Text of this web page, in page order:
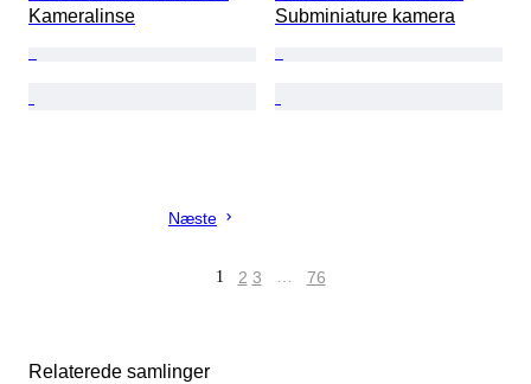
Kameralinse
Subminiature kamera
Næste
1 2 3 … 76
Relaterede samlinger